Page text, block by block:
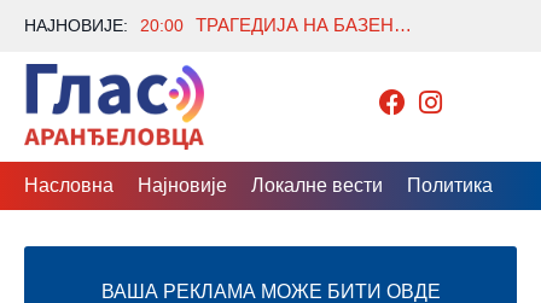
НАЈНОВИЈЕ: 20:00 ТРАГЕДИЈА НА БАЗЕНУ „КОШУТЊАК“: СТАРИЈИ МУШКАРАЦ ПРЕМИНУО НАКОН НЕСРЕЋНОГ СЛУЧАЈА
Насловна Најновије Локалне вести Политика
ВАША РЕКЛАМА МОЖЕ БИТИ ОВДЕ